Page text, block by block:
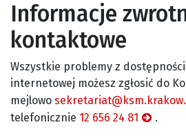
Informacje
kontaktowe
Wszystkie problemy z
internetowej możesz zgłosić do
mejlowo
telefonicznie 12 656 24 81 .